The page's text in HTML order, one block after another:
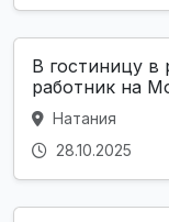
В гостиницу в
работник на
Натания
28.10.2025